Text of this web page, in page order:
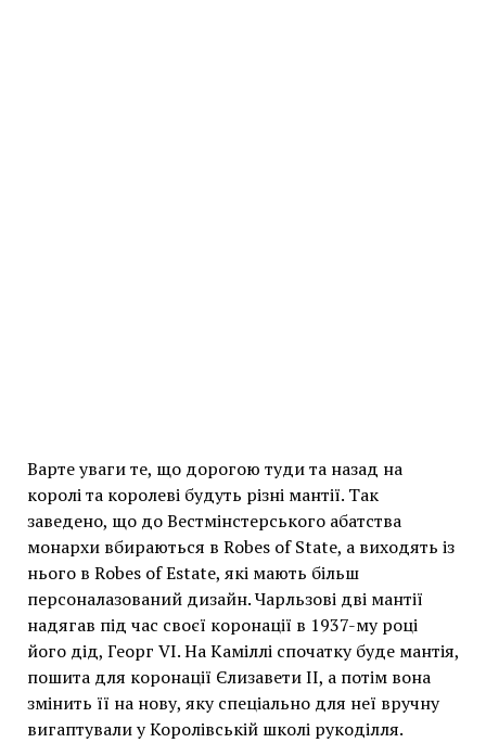
Варте уваги те, що дорогою туди та назад на
королі та королеві будуть різні мантії. Так
заведено, що до Вестмінстерського абатства
монархи вбираються в Robes of State, а виходять із
нього в Robes of Estate, які мають більш
персоналазований дизайн. Чарльзові дві мантії
надягав під час своєї коронації в 1937-му році
його дід, Георг VI. На Каміллі спочатку буде мантія,
пошита для коронації Єлизавети ІІ, а потім вона
змінить її на нову, яку спеціально для неї вручну
вигаптували у Королівській школі рукоділля.